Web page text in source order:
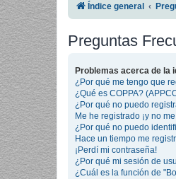
Índice general
Preguntas
Problemas acerca de la
¿Por qué me tengo que
¿Qué es COPPA?
¿Por qué no puedo
Me he registrado ¡y no
¿Por qué no puedo
Hace un tiempo me
¡Perdí mi contraseña!
¿Por qué mi sesión de
¿Cuál es la función de